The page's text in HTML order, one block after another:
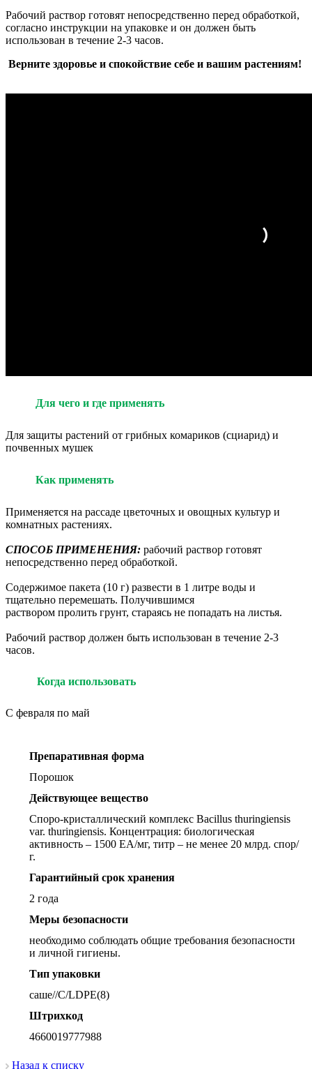
Рабочий раствор готовят непосредственно перед обработкой,
согласно инструкции на упаковке и он должен быть
использован в течение 2-3 часов.
Верните здоровье и спокойствие себе и вашим растениям!
Для чего и где применять
Для защиты растений от грибных комариков (сциарид) и
почвенных мушек
Как применять
Применяется на рассаде цветочных и овощных культур и
комнатных растениях.
СПОСОБ ПРИМЕНЕНИЯ: рабочий раствор готовят
непосредственно перед обработкой.
Содержимое пакета (10 г) развести в 1 литре воды и
тщательно перемешать. Получившимся
раствором пролить грунт, стараясь не попадать на листья.
Рабочий раствор должен быть использован в течение 2-3
часов.
Когда использовать
С февраля по май
Препаративная форма
Порошок
Действующее вещество
Споро-кристаллический комплекс Bacillus thuringiensis
var. thuringiensis. Концентрация: биологическая
активность – 1500 ЕА/мг, титр – не менее 20 млрд. спор/
г.
Гарантийный срок хранения
2 года
Меры безопасности
необходимо соблюдать общие требования безопасности
и личной гигиены.
Тип упаковки
саше//C/LDPE(8)
Штрихкод
4660019777988
Назад к списку